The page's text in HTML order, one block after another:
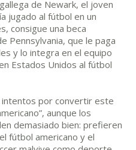
de Newark, el joven
jugado al fútbol en un
consigue una beca
Pennsylvania, que le paga
y lo integra en el equipo
Estados Unidos al fútbol
intentos por convertir este
aunque los
demasiado bien: prefieren
fútbol americano y el